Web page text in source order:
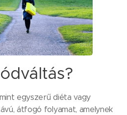
egyszerű diéta vagy
átfogó folyamat, amelynek